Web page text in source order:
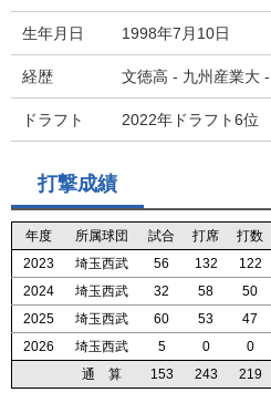
生年月日 1998年7月10日
経歴 文徳高 - 九州産業大
ドラフト 2022年ドラフト6位
打撃成績
年度 所属球団 試合 打席 打数
2023
埼玉西武 56 132 122
2024
埼玉西武 32 58 50
2025
埼玉西武 60 53 47
2026
埼玉西武 5 0 0
通 算
153 243 219
年度 所属球団 試合 打席 打数
2023
埼玉西武 56 132 122
2024
埼玉西武 32 58 50
2025
埼玉西武 60 53 47
2026
埼玉西武 5 0 0
通 算
153 243 219
年度 所属球団 試合 打席 打数
2023
埼玉西武 56 132 122
2024
埼玉西武 32 58 50
2025
埼玉西武 60 53 47
2026
埼玉西武 5 0 0
通 算
153 243 219
年度 所属球団 試合 打席 打数
2023
埼玉西武 56 132 122
2024
埼玉西武 32 58 50
2025
埼玉西武 60 53 47
2026
埼玉西武 5 0 0
通 算
153 243 219